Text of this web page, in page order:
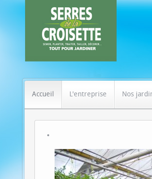
Accueil L'entreprise Nos